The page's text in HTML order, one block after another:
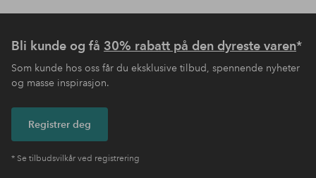
Bli kunde og få 30% rabatt på den dyreste varen*
Som kunde hos oss får du eksklusive tilbud, spennende nyheter
og masse inspirasjon.
Registrer deg
* Se tilbudsvilkår ved registrering